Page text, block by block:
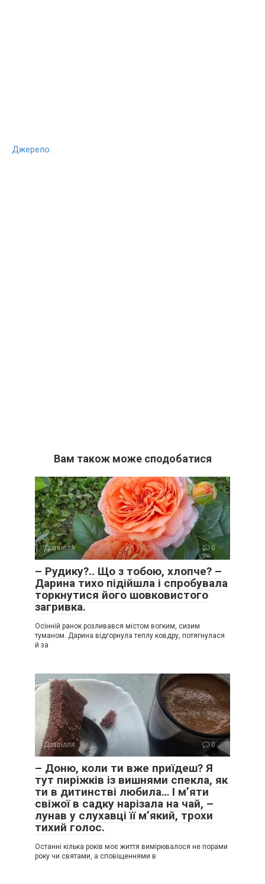
Джерело.
Вам також може сподобатися
Дозвілля 0
– Рудику?.. Що з тобою, хлопче? –
Дарина тихо підійшла і спробувала
торкнутися його шовковистого
загривка.
Осінній ранок розливався містом вогким, сизим
туманом. Дарина відгорнула теплу ковдру, потягнулася
й за
Дозвілля 0
– Доню, коли ти вже приїдеш? Я
тут пиріжків із вишнями спекла, як
ти в дитинстві любила… І м’яти
свіжої в садку нарізала на чай, –
лунав у слухавці її м’який, трохи
тихий голос.
Останні кілька років моє життя вимірювалося не порами
року чи святами, а сповіщеннями в